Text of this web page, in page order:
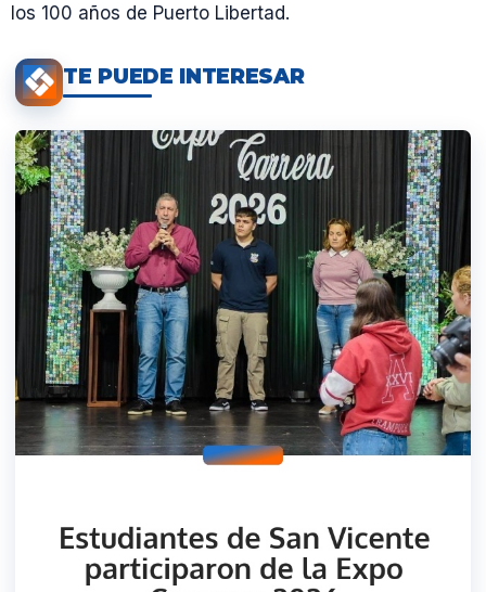
los 100 años de Puerto Libertad.
TE PUEDE INTERESAR